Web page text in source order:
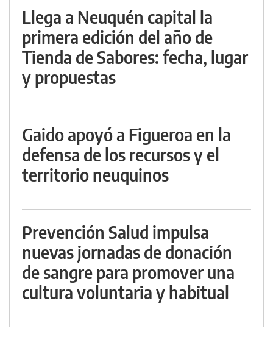
Llega a Neuquén capital la
primera edición del año de
Tienda de Sabores: fecha, lugar
y propuestas
Gaido apoyó a Figueroa en la
defensa de los recursos y el
territorio neuquinos
Prevención Salud impulsa
nuevas jornadas de donación
de sangre para promover una
cultura voluntaria y habitual